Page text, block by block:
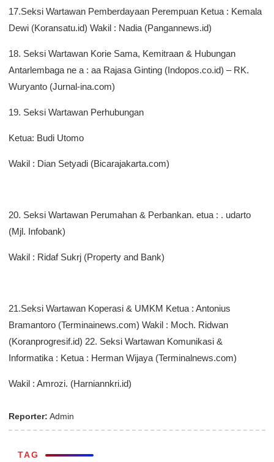
17.Seksi Wartawan Pemberdayaan Perempuan Ketua : Kemala
Dewi (Koransatu.id) Wakil : Nadia (Pangannews.id)
18. Seksi Wartawan Korie Sama, Kemitraan & Hubungan
Antarlembaga ne a : aa Rajasa Ginting (Indopos.co.id) – RK.
Wuryanto (Jurnal-ina.com)
19. Seksi Wartawan Perhubungan
Ketua: Budi Utomo
Wakil : Dian Setyadi (Bicarajakarta.com)
20. Seksi Wartawan Perumahan & Perbankan. etua : . udarto
(Mjl. Infobank)
Wakil : Ridaf Sukrj (Property and Bank)
21.Seksi Wartawan Koperasi & UMKM Ketua : Antonius
Bramantoro (Terminainews.com) Wakil : Moch. Ridwan
(Koranprogresif.id) 22. Seksi Wartawan Komunikasi &
Informatika : Ketua : Herman Wijaya (Terminalnews.com)
Wakil : Amrozi. (Harniannkri.id)
Reporter: Admin
TAG